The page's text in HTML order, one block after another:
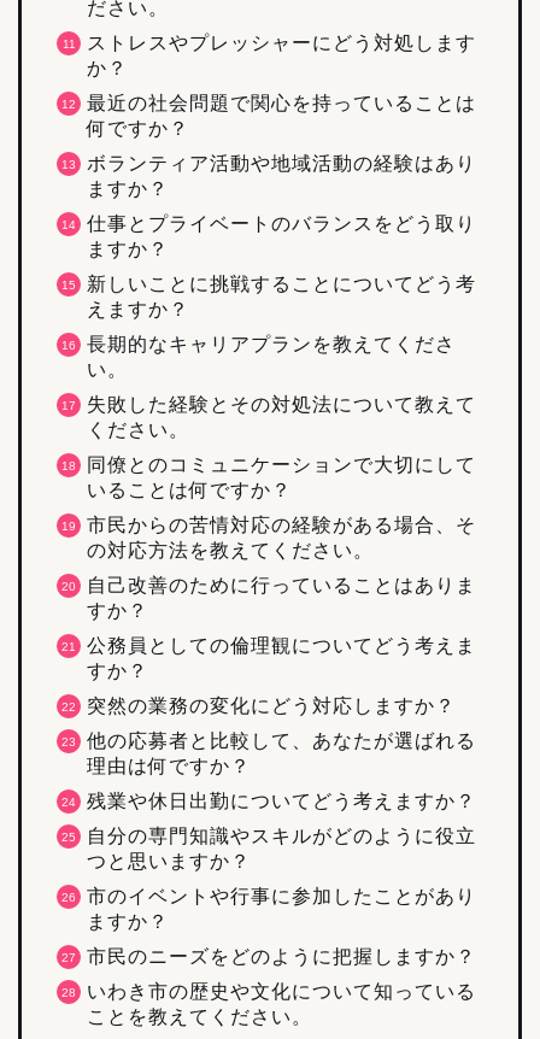
ださい。
ストレスやプレッシャーにどう対処します
か？
最近の社会問題で関心を持っていることは
何ですか？
ボランティア活動や地域活動の経験はあり
ますか？
仕事とプライベートのバランスをどう取り
ますか？
新しいことに挑戦することについてどう考
えますか？
長期的なキャリアプランを教えてくださ
い。
失敗した経験とその対処法について教えて
ください。
同僚とのコミュニケーションで大切にして
いることは何ですか？
市民からの苦情対応の経験がある場合、そ
の対応方法を教えてください。
自己改善のために行っていることはありま
すか？
公務員としての倫理観についてどう考えま
すか？
突然の業務の変化にどう対応しますか？
他の応募者と比較して、あなたが選ばれる
理由は何ですか？
残業や休日出勤についてどう考えますか？
自分の専門知識やスキルがどのように役立
つと思いますか？
市のイベントや行事に参加したことがあり
ますか？
市民のニーズをどのように把握しますか？
いわき市の歴史や文化について知っている
ことを教えてください。